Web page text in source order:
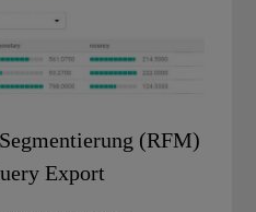
(RFM)
Export